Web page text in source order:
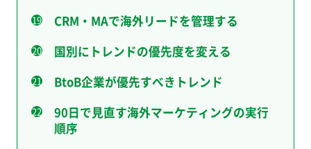
CRM・MAで海外リードを管理する
国別にトレンドの優先度を変える
BtoB企業が優先すべきトレンド
90日で見直す海外マーケティングの実行
順序